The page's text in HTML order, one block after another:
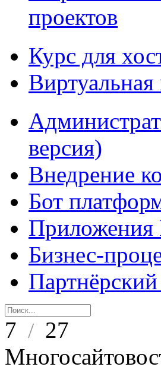
проектов
Курс для
версия)
Внедрение
Бот
Приложения
Бизнес-
7 / 27